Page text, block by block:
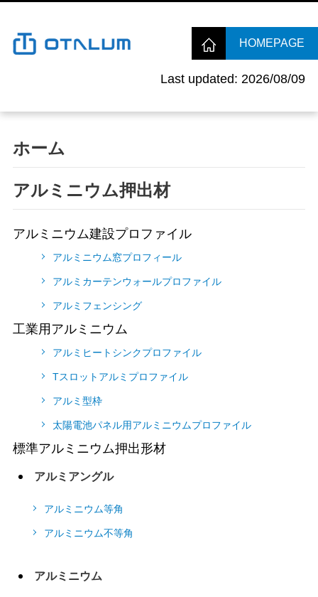
Last updated: 2026/08/09
HOMEPAGE
ホーム
アルミニウム押出材
アルミニウム建設プロファイル
アルミニウム窓プロフィール
アルミカーテンウォールプロファイル
アルミフェンシング
工業用アルミニウム
アルミヒートシンクプロファイル
Tスロットアルミプロファイル
アルミ型枠
太陽電池パネル用アルミニウムプロファイル
標準アルミニウム押出形材
アルミアングル
アルミニウム等角
アルミニウム不等角
アルミニウム